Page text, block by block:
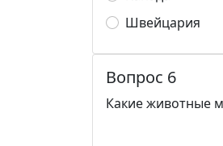
Швейцария
Вопрос 6
Какие животные